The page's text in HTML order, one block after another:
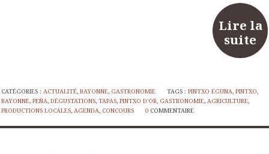
Lire la
suite
CATÉGORIES : ACTUALITÉ, BAYONNE, GASTRONOMIE TAGS :PINTXO EGUNA,PINTXO,
BAYONNE, PEÑA, DÉGUSTATIONS, TAPAS, PINTXO D'OR, GASTRONOMIE, AGRICULTURE,
PRODUCTIONS LOCALES, AGENDA, CONCOURS 0 COMMENTAIRE